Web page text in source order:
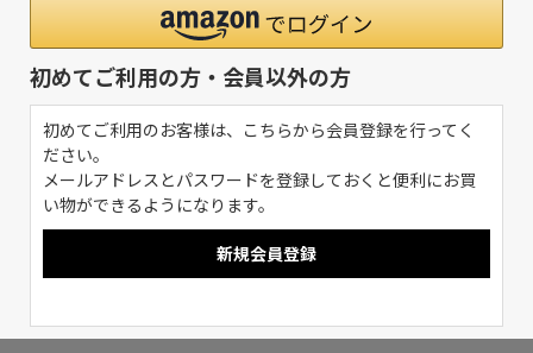
初めてご利用の方・会員以外の方
初めてご利用のお客様は、こちらから会員登録を行ってく
ださい。
メールアドレスとパスワードを登録しておくと便利にお買
い物ができるようになります。